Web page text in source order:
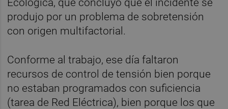
produjo por un problema de sobretensión
con origen multifactorial.
Conforme al trabajo, ese día faltaron
recursos de control de tensión bien porque
no estaban programados con suficiencia
(tarea de Red Eléctrica), bien porque los que